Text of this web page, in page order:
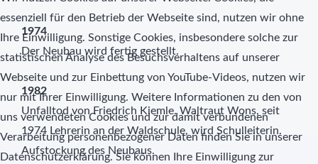
1974
Der Neubau wird fertig gestellt.
1982
Unfalltod von Friedrich Kiemle. Waltraut Wons, seit
1974 Lehrerin an der Waldschule, wird Schulleiterin.
Aufstockung des Neubaus.
essenziell für den Betrieb der Webseite sind, nutzen wir ohne
Ihre Einwilligung. Sonstige Cookies, insbesondere solche zur
statistischen Analyse des Besuchsverhaltens auf unserer
Webseite und zur Einbettung von YouTube-Videos, nutzen wir
nur mit Ihrer Einwilligung. Weitere Informationen zu den von
uns verwendeten Cookies und zur damit verbundenen
Verarbeitung personenbezogener Daten finden Sie in unserer
Datenschutzerklärung. Sie können Ihre Einwilligung zur